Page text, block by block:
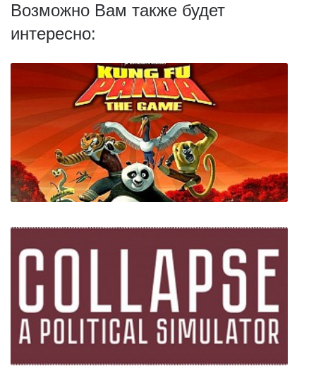
Возможно Вам также будет
интересно:
Кунг-фу Панда